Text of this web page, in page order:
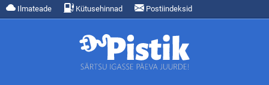
Ilmateade Kütusehinnad Postiindeksid